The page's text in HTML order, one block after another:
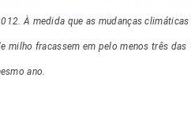
À medida que as mudanças climáticas
milho fracassem em pelo menos três das
ano.